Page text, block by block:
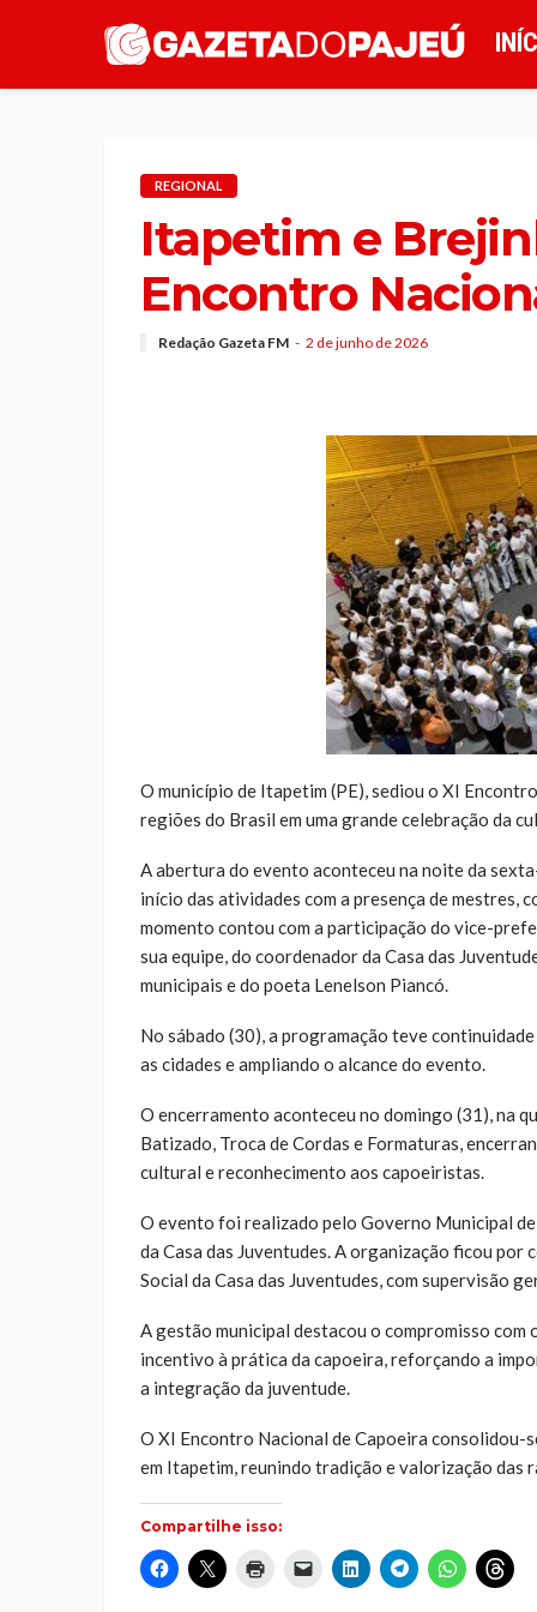
REGIONAL
Itapetim e
Encontro
Redação Gazeta FM 2 de junho de 2026
O município de Itapetim (PE), sediou o XI
regiões do Brasil em uma grande celebração da
A abertura do evento aconteceu na noite da
início das atividades com a presença de mestres,
momento contou com a participação do vice-
sua equipe, do coordenador da Casa das
municipais e do poeta Lenelson Piancó.
No sábado (30), a programação teve
as cidades e ampliando o alcance do evento.
O encerramento aconteceu no domingo (31), na
Batizado, Troca de Cordas e Formaturas,
cultural e reconhecimento aos capoeiristas.
O evento foi realizado pelo Governo Municipal
da Casa das Juventudes. A organização ficou
Social da Casa das Juventudes, com supervisão
A gestão municipal destacou o compromisso
incentivo à prática da capoeira, reforçando a
a integração da juventude.
O XI Encontro Nacional de Capoeira consolidou-
em Itapetim, reunindo tradição e valorização das
Compartilhe isso:
Clique
para
Clique
para
Clique
para
Clique
para
Clique
para
Clique
para
Clique
para para